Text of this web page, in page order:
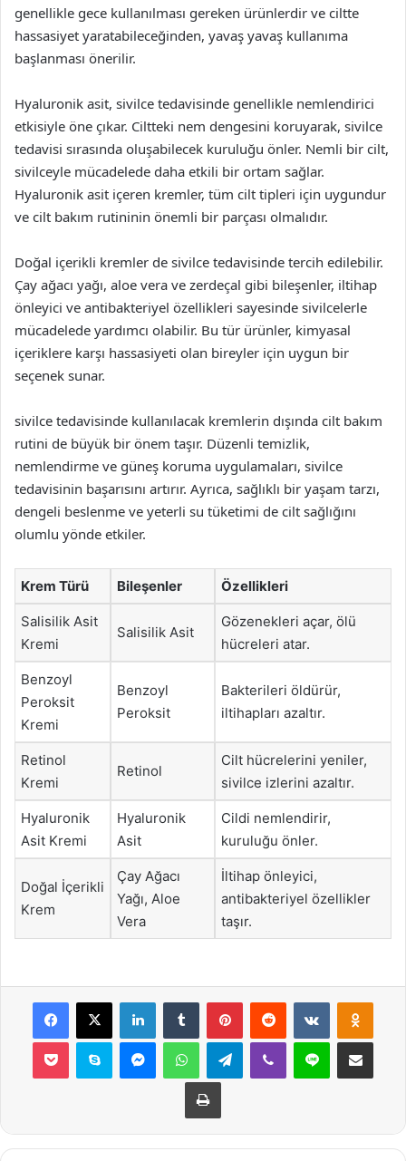
genellikle gece kullanılması gereken ürünlerdir ve ciltte
hassasiyet yaratabileceğinden, yavaş yavaş kullanıma
başlanması önerilir.
Hyaluronik asit, sivilce tedavisinde genellikle nemlendirici
etkisiyle öne çıkar. Ciltteki nem dengesini koruyarak, sivilce
tedavisi sırasında oluşabilecek kuruluğu önler. Nemli bir cilt,
sivilceyle mücadelede daha etkili bir ortam sağlar.
Hyaluronik asit içeren kremler, tüm cilt tipleri için uygundur
ve cilt bakım rutininin önemli bir parçası olmalıdır.
Doğal içerikli kremler de sivilce tedavisinde tercih edilebilir.
Çay ağacı yağı, aloe vera ve zerdeçal gibi bileşenler, iltihap
önleyici ve antibakteriyel özellikleri sayesinde sivilcelerle
mücadelede yardımcı olabilir. Bu tür ürünler, kimyasal
içeriklere karşı hassasiyeti olan bireyler için uygun bir
seçenek sunar.
sivilce tedavisinde kullanılacak kremlerin dışında cilt bakım
rutini de büyük bir önem taşır. Düzenli temizlik,
nemlendirme ve güneş koruma uygulamaları, sivilce
tedavisinin başarısını artırır. Ayrıca, sağlıklı bir yaşam tarzı,
dengeli beslenme ve yeterli su tüketimi de cilt sağlığını
olumlu yönde etkiler.
Krem Türü Bileşenler Özellikleri
Salisilik Asit
Kremi
Salisilik Asit
Gözenekleri açar, ölü
hücreleri atar.
Benzoyl
Peroksit
Kremi
Benzoyl
Peroksit
Bakterileri öldürür,
iltihapları azaltır.
Retinol
Kremi
Retinol
Cilt hücrelerini yeniler,
sivilce izlerini azaltır.
Hyaluronik
Asit Kremi
Hyaluronik
Asit
Cildi nemlendirir,
kuruluğu önler.
Doğal İçerikli
Krem
Çay Ağacı
Yağı, Aloe
Vera
İltihap önleyici,
antibakteriyel özellikler
taşır.
Facebook
X LinkedInTumblr PinterestReddit VKontakte
Pocket Skype MessengerWhatsAppTelegramViber Line E-Posta ile
Yazdır